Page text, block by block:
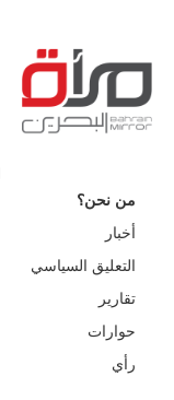
من نحن؟
أخبار
التعليق السياسي
تقارير
حوارات
رأي